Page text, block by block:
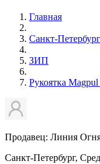
Главная
Санкт-Петербург
ЗИП
Рукоятка
Продавец: Линия
Санкт-Петербург,